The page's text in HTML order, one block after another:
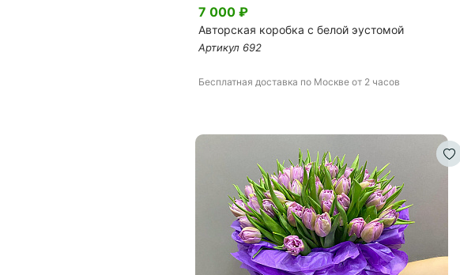
7 000 ₽
Авторская коробка с белой эустомой
Артикул 692
Бесплатная доставка по Москве от 2 часов